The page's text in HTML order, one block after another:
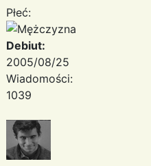
Płeć:
Debiut:
2005/08/25
Wiadomości:
1039